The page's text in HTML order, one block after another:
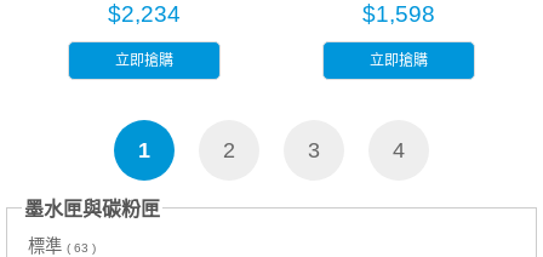
$2,234
立即搶購
$1,598
立即搶購
1 2 3 4
墨水匣與碳粉匣
標準 ( 63 )